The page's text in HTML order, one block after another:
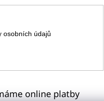
osobních údajů
online platby